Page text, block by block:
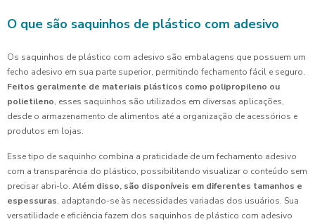
O que são saquinhos de plástico com adesivo
Os saquinhos de plástico com adesivo são embalagens que possuem um
fecho adesivo em sua parte superior, permitindo fechamento fácil e seguro.
Feitos geralmente de materiais plásticos como polipropileno ou
polietileno, esses saquinhos são utilizados em diversas aplicações,
desde o armazenamento de alimentos até a organização de acessórios e
produtos em lojas.
Esse tipo de saquinho combina a praticidade de um fechamento adesivo
com a transparência do plástico, possibilitando visualizar o conteúdo sem
precisar abri-lo. Além disso, são disponíveis em diferentes tamanhos e
espessuras, adaptando-se às necessidades variadas dos usuários. Sua
versatilidade e eficiência fazem dos saquinhos de plástico com adesivo